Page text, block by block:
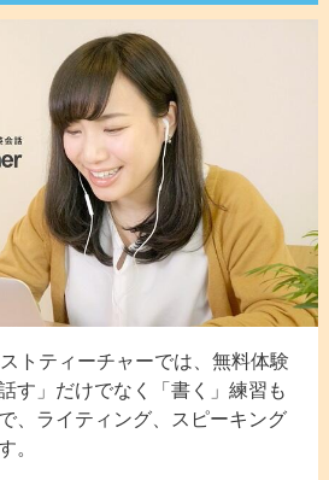
トティーチャーでは、無料体験
す」だけでなく「書く」練習も
、ライティング、スピーキング
。